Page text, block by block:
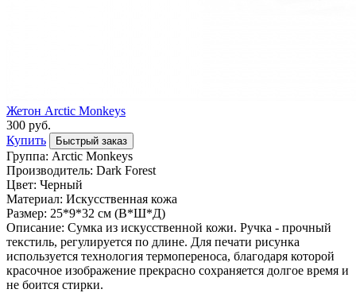
Жетон Arctic Monkeys
300 руб.
Купить
Быстрый заказ
Группа: Arctic Monkeys
Производитель: Dark Forest
Цвет: Черный
Материал: Искусственная кожа
Размер: 25*9*32 см (В*Ш*Д)
Описание: Сумка из искусственной кожи. Ручка - прочный
текстиль, регулируется по длине. Для печати рисунка
используется технология термопереноса, благодаря которой
красочное изображение прекрасно сохраняется долгое время и
не боится стирки.